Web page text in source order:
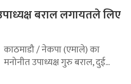
बराल लगायतले लिए
काठमाडौ / नेकपा (एमाले) का
मनोनीत उपाध्यक्ष गुरु बराल, दुई...